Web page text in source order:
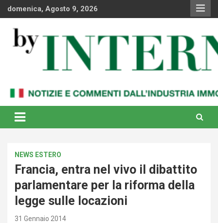
Skipdomenica, Agosto 9, 2026
By Internews
internazionale
NEWS ESTERO
Francia, entra nel vivo il dibattito
parlamentare per la riforma della
legge sulle locazioni
31 Gennaio 2014